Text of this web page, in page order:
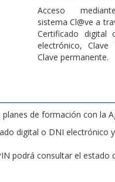
Acceso
sistema Cl@ve a
Certificado digital
electrónico, Clave
Clave permanente.
de formación con la
digital o DNI
podrá consultar el